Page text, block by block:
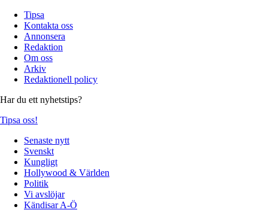
Tipsa
Kontakta oss
Annonsera
Redaktion
Om oss
Arkiv
Redaktionell policy
Har du ett nyhetstips?
Tipsa oss!
Senaste nytt
Svenskt
Kungligt
Hollywood & Världen
Politik
Vi avslöjar
Kändisar A-Ö